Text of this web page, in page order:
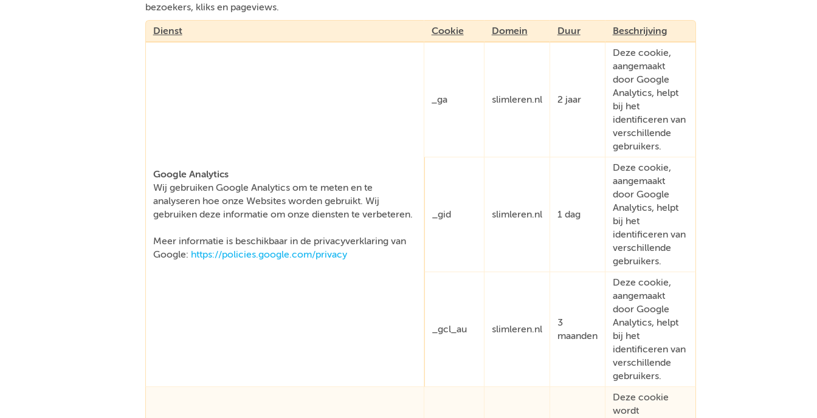
bezoekers, kliks en pageviews.
Dienst Cookie Domein Duur Beschrijving
Google Analytics
Wij gebruiken Google Analytics om te meten en te
analyseren hoe onze Websites worden gebruikt. Wij
gebruiken deze informatie om onze diensten te verbeteren.
Meer informatie is beschikbaar in de privacyverklaring van
Google: https://policies.google.com/privacy
_ga slimleren.nl 2 jaar
Deze cookie,
aangemaakt
door Google
Analytics, helpt
bij het
identificeren van
verschillende
gebruikers.
_gid slimleren.nl 1 dag
Deze cookie,
aangemaakt
door Google
Analytics, helpt
bij het
identificeren van
verschillende
gebruikers.
_gcl_au slimleren.nl
3
maanden
Deze cookie,
aangemaakt
door Google
Analytics, helpt
bij het
identificeren van
verschillende
gebruikers.
Deze cookie
wordt